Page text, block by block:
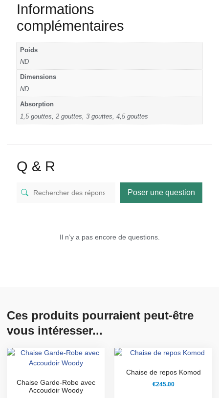
Informations
complémentaires
Poids
ND
Dimensions
ND
Absorption
1,5 gouttes, 2 gouttes, 3 gouttes, 4,5 gouttes
Q & R
Poser une question
Il n’y a pas encore de questions.
Ces produits pourraient peut-être
vous intéresser...
Chaise Garde-Robe avec
Accoudoir Woody
Chaise de repos Komod
€245.00